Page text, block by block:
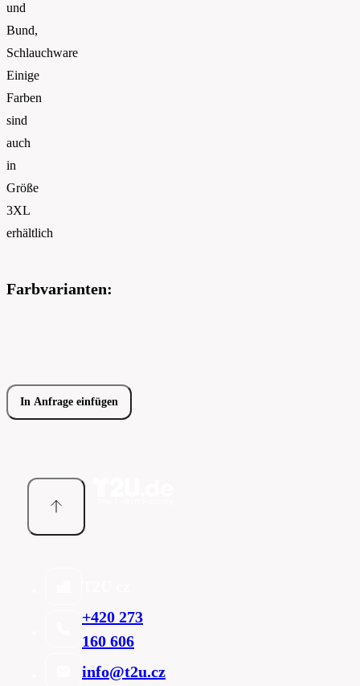
und
Bund,
Schlauchware
Einige
Farben
sind
auch
in
Größe
3XL
erhältlich
Farbvarianten:
In Anfrage einfügen
+420 273
160 606
info@t2u.cz